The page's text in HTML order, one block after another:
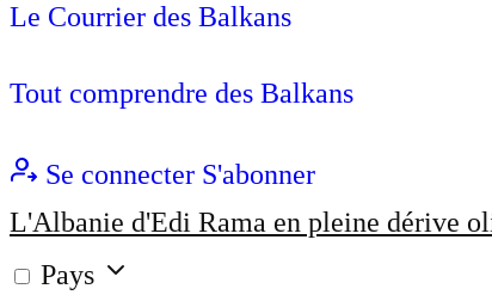
Le Courrier des Balkans
Tout comprendre des Balkans
Se connecter S'abonner
L'Albanie d'Edi Rama en pleine dérive
Pays